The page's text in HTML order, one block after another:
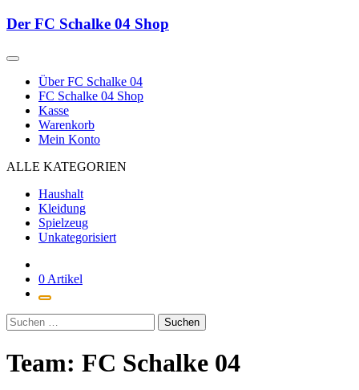
Zum
Der FC Schalke 04 Shop
Über FC Schalke 04
FC Schalke 04 Shop
Kasse
Warenkorb
Mein Konto
ALLE KATEGORIEN
Haushalt
Kleidung
Spielzeug
Unkategorisiert
0 Artikel
Suchen
nach:
Team: ‎FC Schalke 04